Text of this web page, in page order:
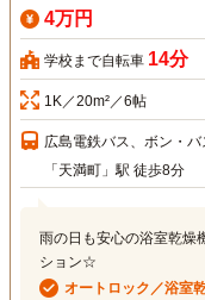
4万円
学校まで自転車 14分
1K／20m²／6帖
広島電鉄バス、ボン・
「天満町」駅 徒歩8分
雨の日も安心の浴室乾燥
ション☆
オートロック／浴室